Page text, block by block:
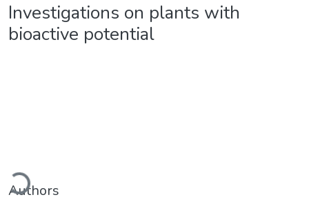
Investigations on plants with
bioactive potential
Loading...
Authors